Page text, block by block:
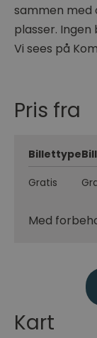
sammen med
plasser. Ingen
Vi sees på
Pris fra
Billettype
Gratis
Med
Kart